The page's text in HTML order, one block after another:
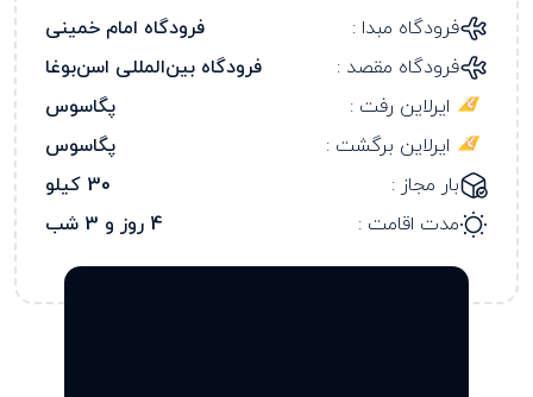
فرودگاه مبدا :
فرودگاه امام خمینی
فرودگاه مقصد :
فرودگاه بین‌المللی اسن‌بوغا
ایرلاین رفت :
پگاسوس
ایرلاین برگشت :
پگاسوس
بار مجاز :
30 کیلو
مدت اقامت :
4 روز و 3 شب